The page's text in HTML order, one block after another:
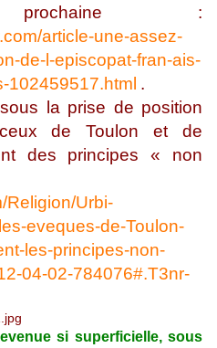
prochaine :
article-une-assez-
de-l-episcopat-fran-ais-
102459517.html .
la prise de position
de Toulon et de
des principes « non
Religion/Urbi-
eveques-de-Toulon-
les-principes-non-
04-02-784076#.T3nr-
si superficielle, sous